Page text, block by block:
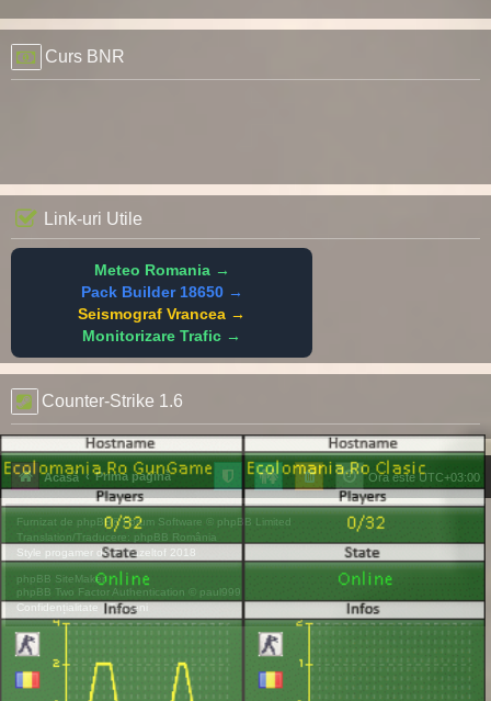
Curs BNR
Link-uri Utile
Meteo Romania →
Pack Builder 18650 →
Seismograf Vrancea →
Monitorizare Trafic →
Counter-Strike 1.6
Acasă Prima pagină Ora este UTC+03:00
Furnizat de phpBB® Forum Software © phpBB Limited
Translation/Traducere: phpBB România
Style progamer de ©Mazeltof 2018
phpBB SiteMaker
phpBB Two Factor Authentication © paul999
Confidențialitate |Termeni